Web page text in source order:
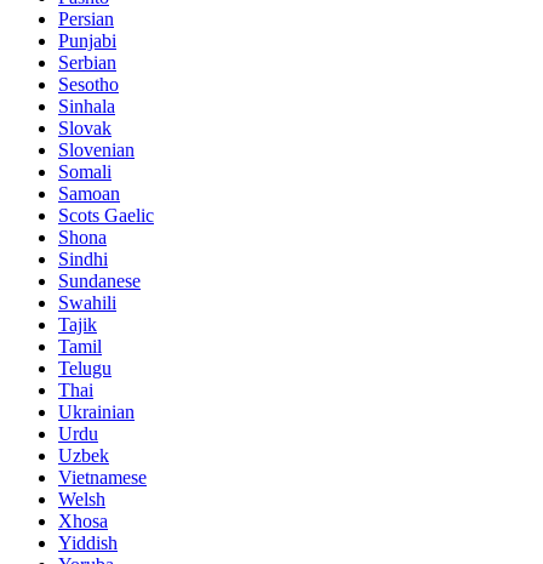
Persian
Punjabi
Serbian
Sesotho
Sinhala
Slovak
Slovenian
Somali
Samoan
Scots Gaelic
Shona
Sindhi
Sundanese
Swahili
Tajik
Tamil
Telugu
Thai
Ukrainian
Urdu
Uzbek
Vietnamese
Welsh
Xhosa
Yiddish